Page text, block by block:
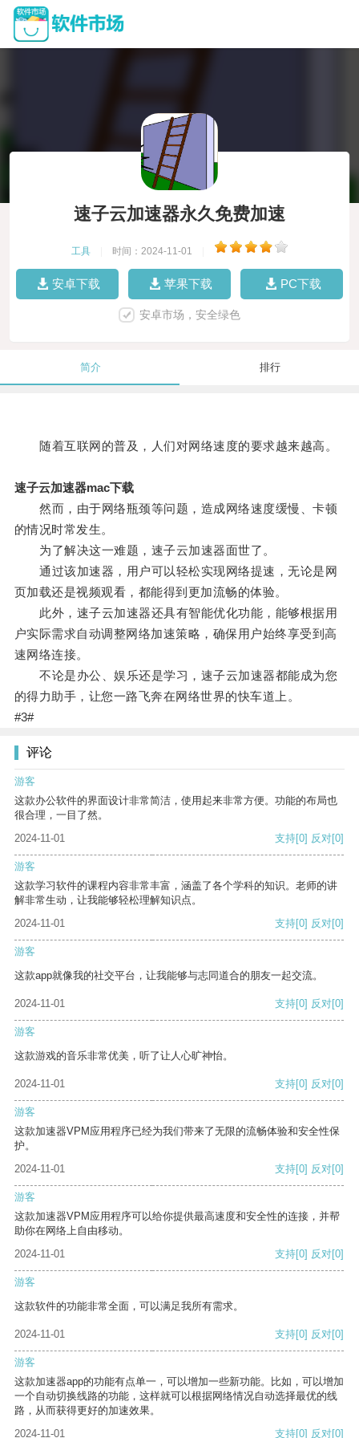
速子云加速器永久免费加速
工具 时间：2024-11-01
安卓下载 苹果下载 PC下载
安卓市场，安全绿色
简介 排行
随着互联网的普及，人们对网络速度的要求越来越高。
速子云加速器mac下载
然而，由于网络瓶颈等问题，造成网络速度缓慢、卡顿
的情况时常发生。
为了解决这一难题，速子云加速器面世了。
通过该加速器，用户可以轻松实现网络提速，无论是网
页加载还是视频观看，都能得到更加流畅的体验。
此外，速子云加速器还具有智能优化功能，能够根据用
户实际需求自动调整网络加速策略，确保用户始终享受到高
速网络连接。
不论是办公、娱乐还是学习，速子云加速器都能成为您
的得力助手，让您一路飞奔在网络世界的快车道上。
#3#
评论
游客
这款办公软件的界面设计非常简洁，使用起来非常方便。功能的布局也
很合理，一目了然。
2024-11-01
支持[0] 反对[0]
游客
这款学习软件的课程内容非常丰富，涵盖了各个学科的知识。老师的讲
解非常生动，让我能够轻松理解知识点。
2024-11-01
支持[0] 反对[0]
游客
这款app就像我的社交平台，让我能够与志同道合的朋友一起交流。
2024-11-01 支持[0] 反对[0]
游客
这款游戏的音乐非常优美，听了让人心旷神怡。
2024-11-01 支持[0] 反对[0]
游客
这款加速器VPM应用程序已经为我们带来了无限的流畅体验和安全性保
护。
2024-11-01
支持[0] 反对[0]
游客
这款加速器VPM应用程序可以给你提供最高速度和安全性的连接，并帮
助你在网络上自由移动。
2024-11-01
支持[0] 反对[0]
游客
这款软件的功能非常全面，可以满足我所有需求。
2024-11-01 支持[0] 反对[0]
游客
这款加速器app的功能有点单一，可以增加一些新功能。比如，可以增加
一个自动切换线路的功能，这样就可以根据网络情况自动选择最优的线
路，从而获得更好的加速效果。
2024-11-01
支持[0] 反对[0]